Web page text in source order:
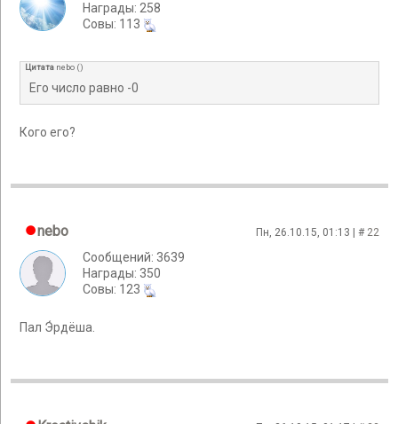
Награды: 258
Cовы: 113
Цитата nebo ()
Его число равно -0
Кого его?
nebo Пн, 26.10.15, 01:13 | # 22
Сообщений: 3639
Награды: 350
Cовы: 123
Пал Э́рдёшa.